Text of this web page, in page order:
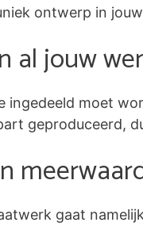
ontwerp in
al jouw
ingedeeld moet
geproduceerd,
gaat